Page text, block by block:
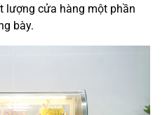
lượng cửa hàng một phần
bày.